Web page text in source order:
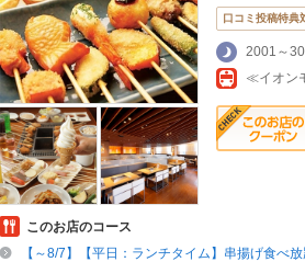
口コミ投稿特典
2001～
≪イオン
このお店のコース
【～8/7】【平日：ランチタイム】串揚げ食べ